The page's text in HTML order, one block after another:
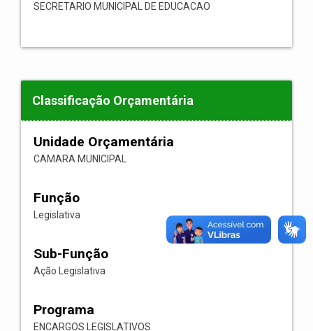
SECRETARIO MUNICIPAL DE EDUCACAO
Classificação Orçamentária
Unidade Orçamentária
CAMARA MUNICIPAL
Função
Legislativa
Sub-Função
Ação Legislativa
Programa
ENCARGOS LEGISLATIVOS